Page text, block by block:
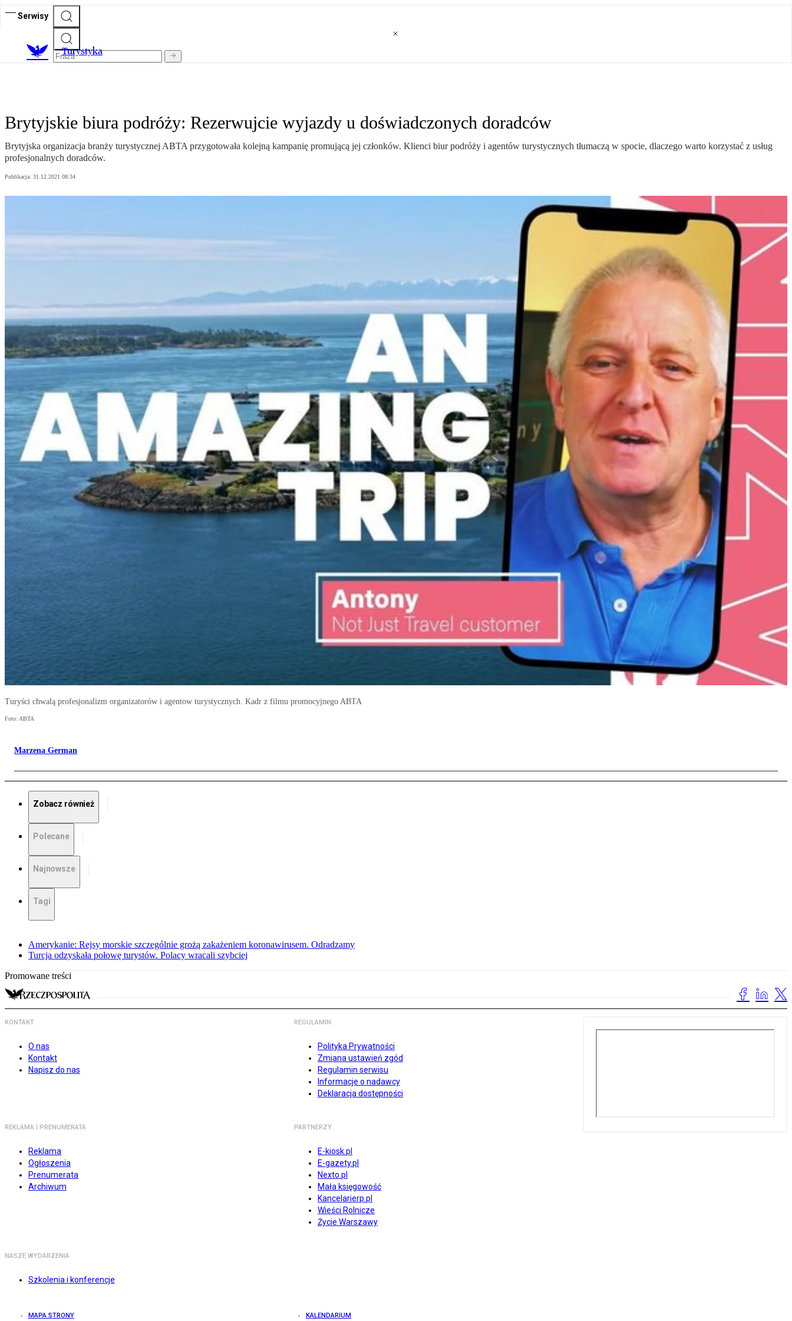
Serwisy
Turystyka
Brytyjskie biura podróży: Rezerwujcie wyjazdy u doświadczonych doradców
Brytyjska organizacja branży turystycznej ABTA przygotowała kolejną kampanię promującą jej członków. Klienci biur podróży i agentów turystycznych tłumaczą w spocie, dlaczego warto korzystać z usług
profesjonalnych doradców.
Publikacja: 31.12.2021 08:34
Turyści chwalą profesjonalizm organizatorów i agentow turystycznych. Kadr z filmu promocyjnego ABTA
Foto: ABTA
Marzena German
Zobacz również
Polecane
Najnowsze
Tagi
Amerykanie: Rejsy morskie szczególnie grożą zakażeniem koronawirusem. Odradzamy
Turcja odzyskała połowę turystów. Polacy wracali szybciej
Promowane treści
KONTAKT
O nas
Kontakt
Napisz do nas
REGULAMIN
Polityka Prywatności
Zmiana ustawień zgód
Regulamin serwisu
Informacje o nadawcy
Deklaracja dostępności
REKLAMA I PRENUMERATA
Reklama
Ogłoszenia
Prenumerata
Archiwum
PARTNERZY
E-kiosk.pl
E-gazety.pl
Nexto.pl
Mała księgowość
Kancelarierp.pl
Wieści Rolnicze
Życie Warszawy
NASZE WYDARZENIA
Szkolenia i konferencje
MAPA STRONY KALENDARIUM